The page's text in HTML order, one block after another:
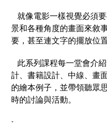
就像電影一樣視覺必須
景和各種角度的畫面來敘
要，甚至連文字的擺放位
此系列課程每一堂會介
計、書籍設計、中線、畫
的繪本例子，並帶領聽眾
時的討論與活動。